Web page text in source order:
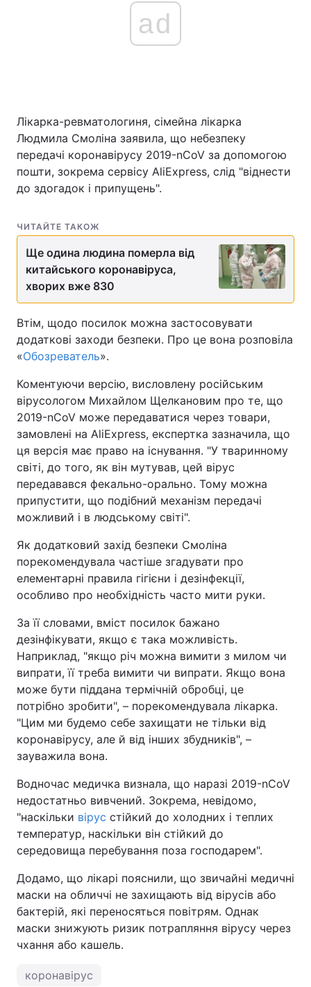
ad
Лікарка-ревматологиня, сімейна лікарка
Людмила Смоліна заявила, що небезпеку
передачі коронавірусу 2019-nCoV за допомогою
пошти, зокрема сервісу AliExpress, слід "віднести
до здогадок і припущень".
ЧИТАЙТЕ ТАКОЖ
Ще одина людина померла від
китайського коронавіруса,
хворих вже 830
Втім, щодо посилок можна застосовувати
додаткові заходи безпеки. Про це вона розповіла
«Обозреватель».
Коментуючи версію, висловлену російським
вірусологом Михайлом Щелкановим про те, що
2019-nCoV може передаватися через товари,
замовлені на AliExpress, експертка зазначила, що
ця версія має право на існування. "У тваринному
світі, до того, як він мутував, цей вірус
передавався фекально-орально. Тому можна
припустити, що подібний механізм передачі
можливий і в людському світі".
Як додатковий захід безпеки Смоліна
порекомендувала частіше згадувати про
елементарні правила гігієни і дезінфекції,
особливо про необхідність часто мити руки.
За її словами, вміст посилок бажано
дезінфікувати, якщо є така можливість.
Наприклад, "якщо річ можна вимити з милом чи
випрати, її треба вимити чи випрати. Якщо вона
може бути піддана термічній обробці, це
потрібно зробити", – порекомендувала лікарка.
"Цим ми будемо себе захищати не тільки від
коронавірусу, але й від інших збудників", –
зауважила вона.
Водночас медичка визнала, що наразі 2019-nCoV
недостатньо вивчений. Зокрема, невідомо,
"наскільки вірус стійкий до холодних і теплих
температур, наскільки він стійкий до
середовища перебування поза господарем".
Додамо, що лікарі пояснили, що звичайні медичні
маски на обличчі не захищають від вірусів або
бактерій, які переносяться повітрям. Однак
маски знижують ризик потрапляння вірусу через
чхання або кашель.
коронавірус